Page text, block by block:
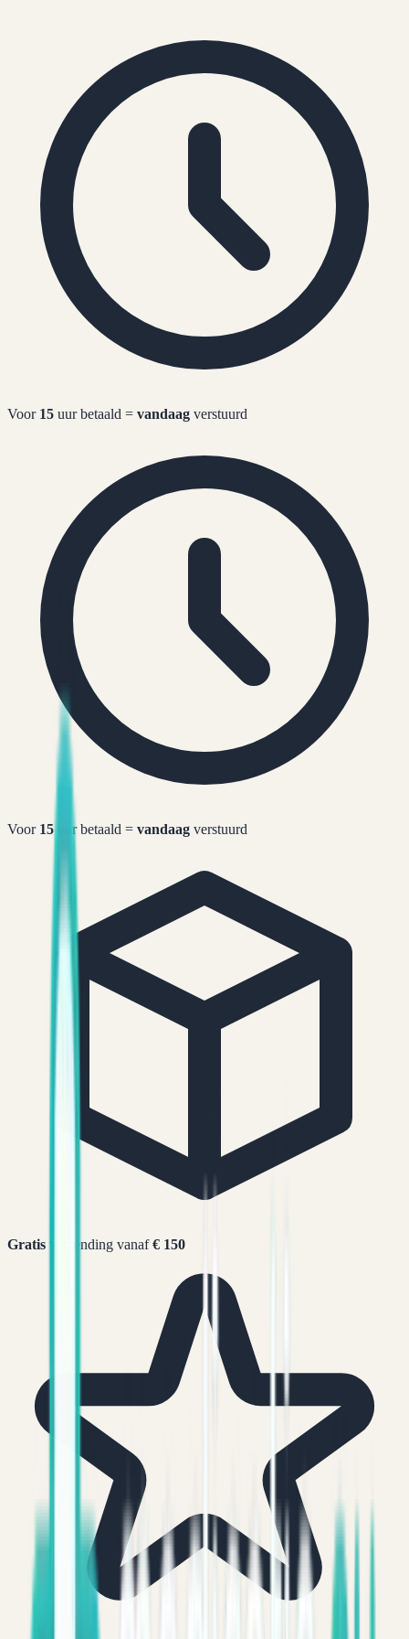
Voor 15 uur betaald = vandaag verstuurd
Voor 15 uur betaald = vandaag verstuurd
Gratis verzending vanaf€ 150